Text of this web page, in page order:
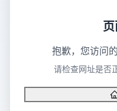
抱歉，您访问
请检查网址是否